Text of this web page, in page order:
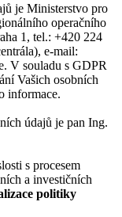
je Ministerstvo pro
operačního
1, tel.: +420 224
e-mail:
V souladu s GDPR
Vašich osobních
informace.
údajů je pan Ing.
s procesem
a investičních
politiky